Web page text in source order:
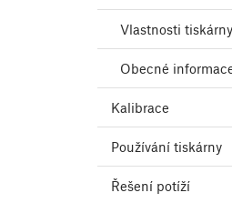
Vlastnosti tiskárny
Obecné
Kalibrace
Používání tiskárny
Řešení potíží